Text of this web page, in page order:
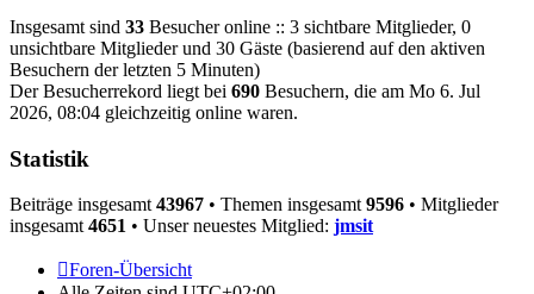
Insgesamt sind 33 Besucher online :: 3 sichtbare Mitglieder, 0
unsichtbare Mitglieder und 30 Gäste (basierend auf den aktiven
Besuchern der letzten 5 Minuten)
Der Besucherrekord liegt bei 690 Besuchern, die am Mo 6. Jul
2026, 08:04 gleichzeitig online waren.
Statistik
Beiträge insgesamt 43967 • Themen insgesamt 9596 • Mitglieder
insgesamt 4651 • Unser neuestes Mitglied: jmsit
Foren-Übersicht